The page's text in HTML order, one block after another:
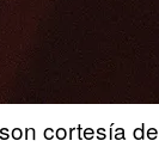
cortesía de